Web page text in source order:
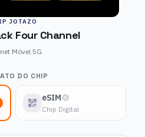
JOTAZO
Four Channel
Móvel 5G
DO CHIP
eSIM
Chip Digital